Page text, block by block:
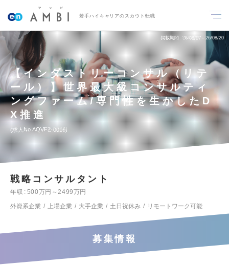
若手ハイキャリアのスカウト転職
掲載期間 26/08/07～26/08/20
【インダストリーコンサル（リテ
ール）】世界最大級コンサルティ
ングファーム/専門性を生かしたD
X推進
求人No.AQVFZ-0016
戦略コンサルタント
年収
500万円～2499万円
外資系企業
上場企業 大手企業 土日祝休み リモートワーク可能
募集情報